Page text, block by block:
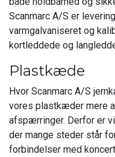
Scanmarc A/S er
varmgalvaniseret og
kortleddede og
Plastkæde
Hvor Scanmarc A/S
vores plastkæder mere
afspærringer. Derfor er
der mange steder står
forbindelser med